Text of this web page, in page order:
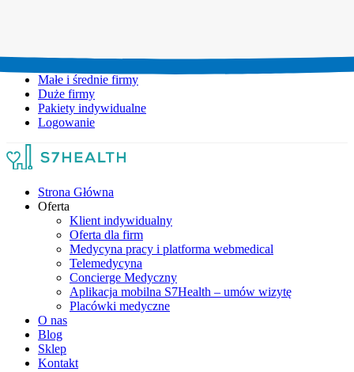
Małe i średnie firmy
Duże firmy
Pakiety indywidualne
Logowanie
Strona Główna
Oferta
Klient indywidualny
Oferta dla firm
Medycyna pracy i platforma webmedical
Telemedycyna
Concierge Medyczny
Aplikacja mobilna S7Health – umów wizytę
Placówki medyczne
O nas
Blog
Sklep
Kontakt